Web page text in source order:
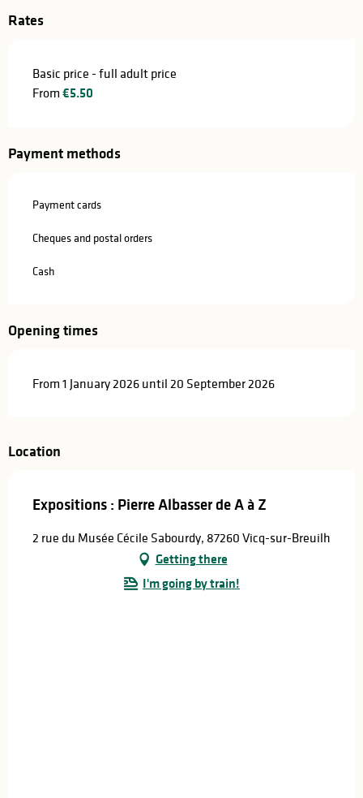
Rates
Basic price - full adult price
From €5.50
Payment methods
Payment cards
Cheques and postal orders
Cash
Opening times
From 1 January 2026 until 20 September 2026
Location
Expositions : Pierre Albasser de A à Z
2 rue du Musée Cécile Sabourdy, 87260 Vicq-sur-Breuilh
Getting there
I'm going by train!